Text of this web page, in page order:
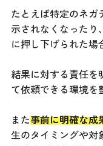
たとえば特定のネガ
示されなくなったり
に押し下げられた場
結果に対する責任を
て依頼できる環境を
また事前に明確な成
生のタイミングや対